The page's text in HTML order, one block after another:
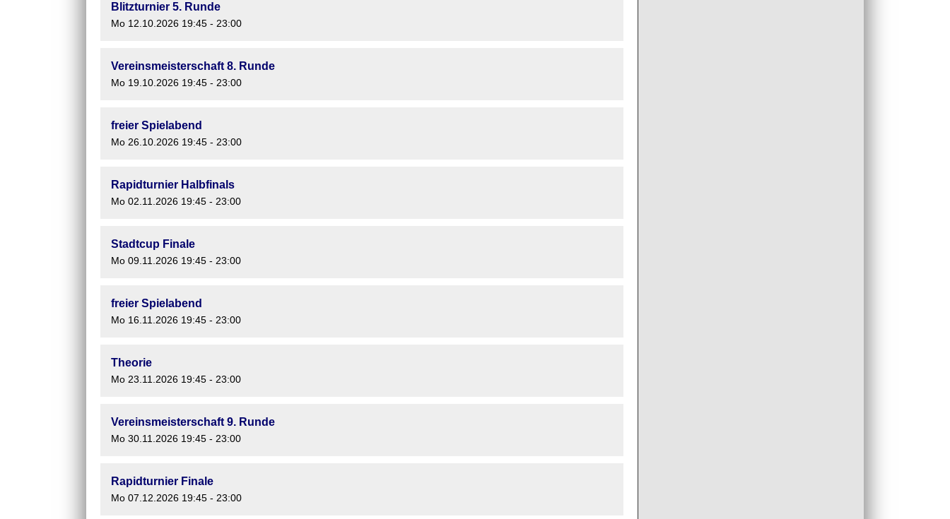
Blitzturnier 5. Runde
Mo 12.10.2026 19:45 - 23:00
Vereinsmeisterschaft 8. Runde
Mo 19.10.2026 19:45 - 23:00
freier Spielabend
Mo 26.10.2026 19:45 - 23:00
Rapidturnier Halbfinals
Mo 02.11.2026 19:45 - 23:00
Stadtcup Finale
Mo 09.11.2026 19:45 - 23:00
freier Spielabend
Mo 16.11.2026 19:45 - 23:00
Theorie
Mo 23.11.2026 19:45 - 23:00
Vereinsmeisterschaft 9. Runde
Mo 30.11.2026 19:45 - 23:00
Rapidturnier Finale
Mo 07.12.2026 19:45 - 23:00